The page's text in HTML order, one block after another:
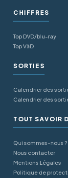
CHIFFRES
Top DVD/blu-ray
Top VàD
SORTIES
Calendrier des
Calendrier des
TOUT SAVOIR
Qui sommes-nous ?
Nous contacter
Mentions Légales
Politique de